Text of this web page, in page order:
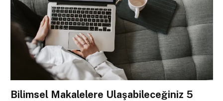
Bilimsel Makalelere Ulaşabileceğiniz 5